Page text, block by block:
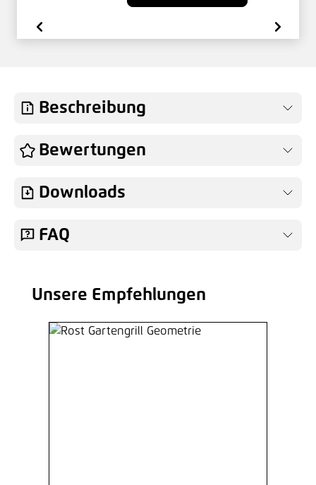
Beschreibung
Bewertungen
Downloads
FAQ
Produktgalerie überspringen
Unsere Empfehlungen